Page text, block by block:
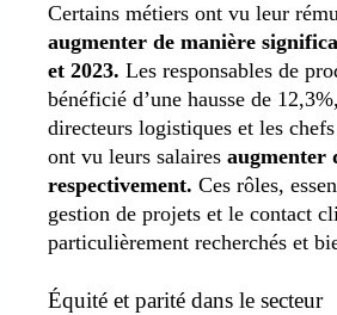
Certains métiers ont vu leur
augmenter de manière
et 2023. Les responsables de
bénéficié d’une hausse de
directeurs logistiques et les
ont vu leurs salaires augmenter
respectivement. Ces rôles,
gestion de projets et le contact
particulièrement recherchés et
Équité et parité dans le secteur